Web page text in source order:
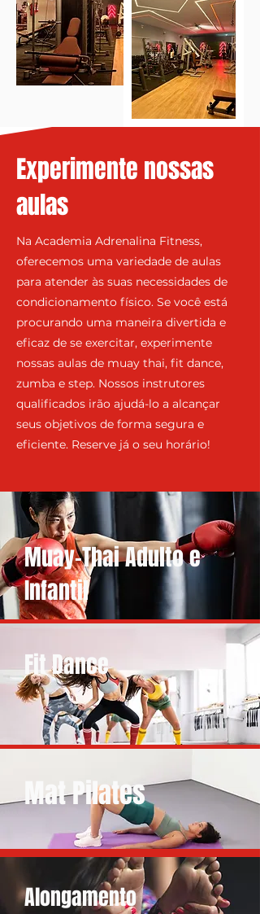
Experimente nossas
aulas
Na Academia Adrenalina Fitness,
oferecemos uma variedade de aulas
para atender às suas necessidades de
condicionamento físico. Se você está
procurando uma maneira divertida e
eficaz de se exercitar, experimente
nossas aulas de muay thai, fit dance,
zumba e step. Nossos instrutores
qualificados irão ajudá-lo a alcançar
seus objetivos de forma segura e
eficiente. Reserve já o seu horário!
Muay-Thai Adulto e
Infantil
Fit Dance
Mat Pilates
Alongamento